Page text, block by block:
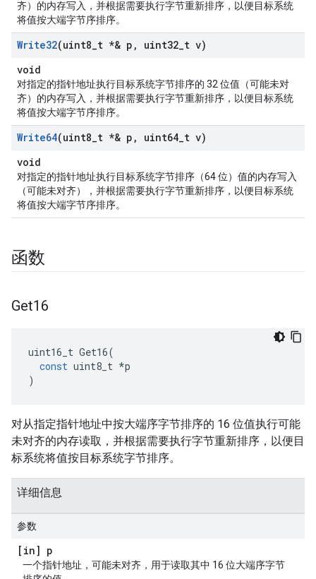
齐）的内存写入，并根据需要执行字节重新排序，以便目标系统
将值按大端字节序排序。
Write32(uint8 t *& p , uint32 t v)
void
对指定的指针地址执行目标系统字节排序的 32 位值（可能未对
齐）的内存写入，并根据需要执行字节重新排序，以便目标系统
将值按大端字节序排序。
Write64(uint8 t *& p , uint64 t v)
void
对指定的指针地址执行目标系统字节排序（64 位）值的内存写入
（可能未对齐），并根据需要执行字节重新排序，以便目标系统
将值按大端字节序排序。
函数
Get16
uint16_t Get16(
const uint8_t *p
)
对从指定指针地址中按大端序字节排序的 16 位值执行可能
未对齐的内存读取，并根据需要执行字节重新排序，以便目
标系统将值按目标系统字节排序。
详细信息
参数
[in] p
一个指针地址，可能未对齐，用于读取其中 16 位大端序字节